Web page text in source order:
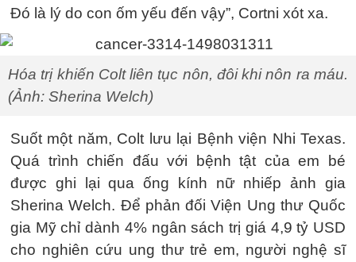
Đó là lý do con ốm yếu đến vậy”, Cortni xót xa.
Hóa trị khiến Colt liên tục nôn, đôi khi nôn ra máu.
(Ảnh: Sherina Welch)
Suốt một năm, Colt lưu lại Bệnh viện Nhi Texas.
Quá trình chiến đấu với bệnh tật của em bé
được ghi lại qua ống kính nữ nhiếp ảnh gia
Sherina Welch. Để phản đối Viện Ung thư Quốc
gia Mỹ chỉ dành 4% ngân sách trị giá 4,9 tỷ USD
cho nghiên cứu ung thư trẻ em, người nghệ sĩ